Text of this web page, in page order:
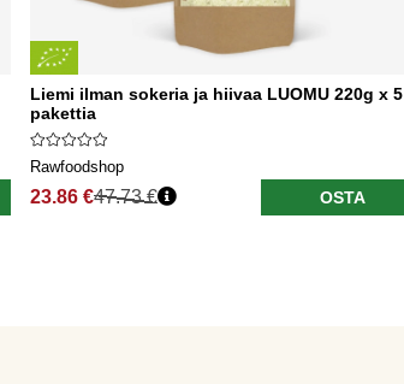
Liemi ilman sokeria ja hiivaa LUOMU 220g x 5
pakettia
Rawfoodshop
23.86 €47.73 € OSTA